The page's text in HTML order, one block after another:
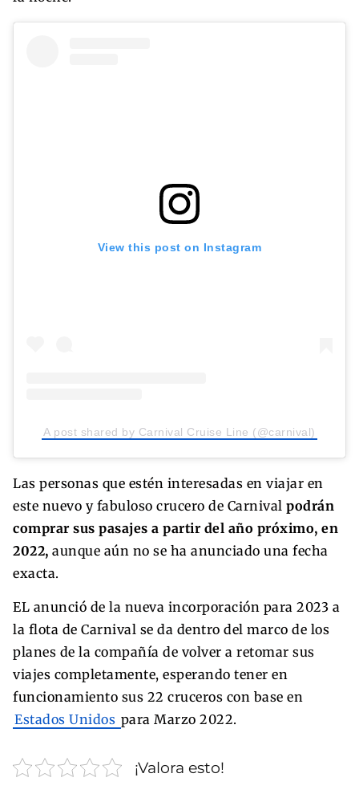
View this post on Instagram
A post shared by Carnival Cruise Line (@carnival)
Las personas que estén interesadas en viajar en
este nuevo y fabuloso crucero de Carnival podrán
comprar sus pasajes a partir del año próximo, en
2022, aunque aún no se ha anunciado una fecha
exacta.
EL anunció de la nueva incorporación para 2023 a
la flota de Carnival se da dentro del marco de los
planes de la compañía de volver a retomar sus
viajes completamente, esperando tener en
funcionamiento sus 22 cruceros con base en
Estados Unidos para Marzo 2022.
¡Valora esto!